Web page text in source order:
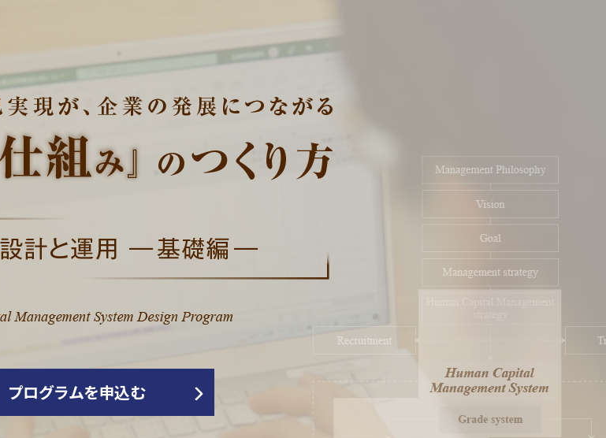
プログラムを申込む